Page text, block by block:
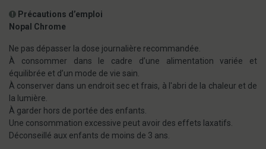
Précautions d’emploi
Nopal Chrome
Ne pas dépasser la dose journalière recommandée.
À consommer dans le cadre d’une alimentation variée et
équilibrée et d’un mode de vie sain.
À conserver dans un endroit sec et frais, à l'abri de la chaleur et de
la lumière.
À garder hors de portée des enfants.
Une consommation excessive peut avoir des effets laxatifs.
Déconseillé aux enfants de moins de 3 ans.